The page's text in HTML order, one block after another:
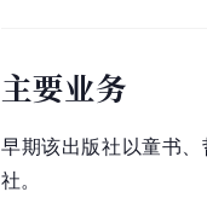
主要业务
早期该出版社以童书
社。